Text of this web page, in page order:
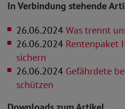
In Verbindung stehende
26.06.2024Was trennt
26.06.2024 Rentenpaket
sichern
26.06.2024 Gefährdete
schützen